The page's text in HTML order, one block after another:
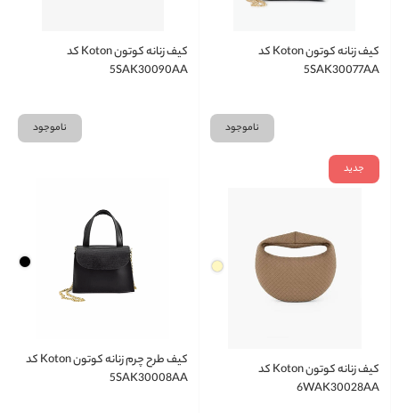
کیف زنانه کوتون Koton کد
5SAK30077AA
ناموجود
کیف زنانه کوتون Koton کد
5SAK30090AA
ناموجود
جدید
کیف زنانه کوتون Koton کد
6WAK30028AA
کیف طرح چرم زنانه کوتون Koton کد
5SAK30008AA